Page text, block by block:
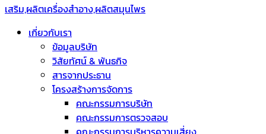
เกี่ยวกับเรา
ข้อมูลบริษัท
วิสัยทัศน์ & พันธกิจ
สารจากประธาน
โครงสร้างการจัดการ
คณะกรรมการบริษัท
คณะกรรมการตรวจสอบ